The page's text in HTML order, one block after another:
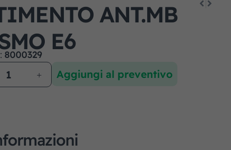
ANT.MB
E6
8000329
Aggiungi al preventivo